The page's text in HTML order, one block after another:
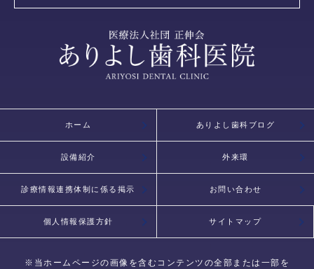
ホーム ありよし歯科ブログ
設備紹介 外来環
診療情報連携体制に係る掲示 お問い合わせ
個人情報保護方針 サイトマップ
※当ホームページの画像を含むコンテンツの全部または一部を